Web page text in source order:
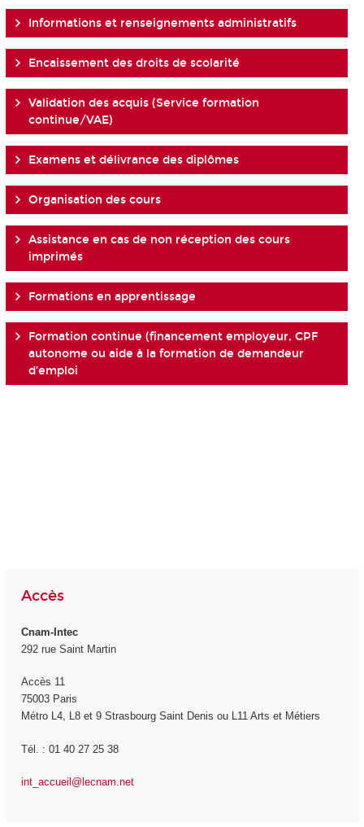
Informations et renseignements administratifs
Encaissement des droits de scolarité
Validation des acquis (Service formation
continue/VAE)
Examens et délivrance des diplômes
Organisation des cours
Assistance en cas de non réception des cours
imprimés
Formations en apprentissage
Formation continue (financement employeur, CPF
autonome ou aide à la formation de demandeur
d'emploi
Accès
Cnam-Intec
292 rue Saint Martin
Accès 11
75003 Paris
Métro L4, L8 et 9 Strasbourg Saint Denis ou L11 Arts et Métiers
Tél. : 01 40 27 25 38
int_accueil@lecnam.net